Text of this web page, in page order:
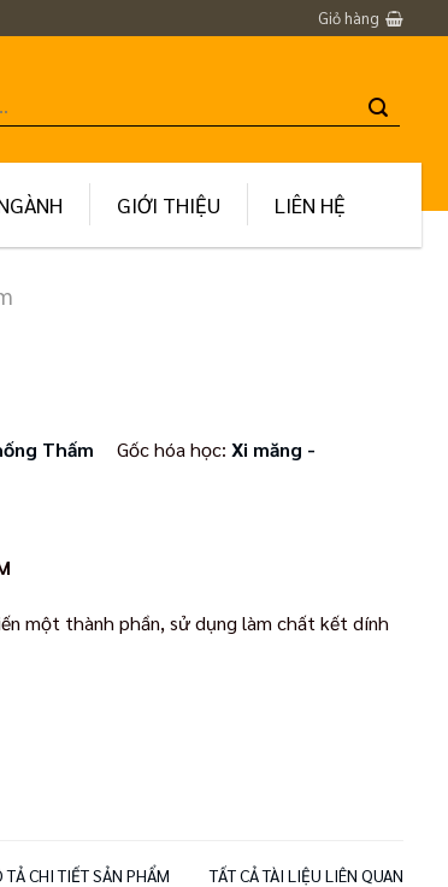
Giỏ hàng
GIỚI THIỆU LIÊN HỆ
Thấm Gốc hóa học: Xi măng -
một thành phần, sử dụng làm chất kết dính
TẢ CHI TIẾT SẢN PHẨM TẤT CẢ TÀI LIỆU LIÊN QUAN